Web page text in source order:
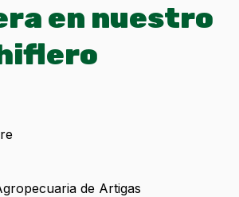
en nuestro
de Artigas